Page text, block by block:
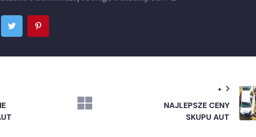
+
NAJLEPSZE CENY
SKUPU AUT